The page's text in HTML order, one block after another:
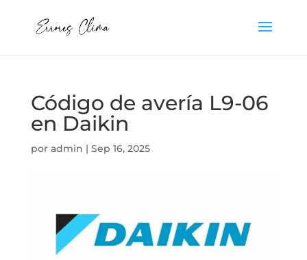
Código de avería L9-06
en Daikin
por admin | Sep 16, 2025